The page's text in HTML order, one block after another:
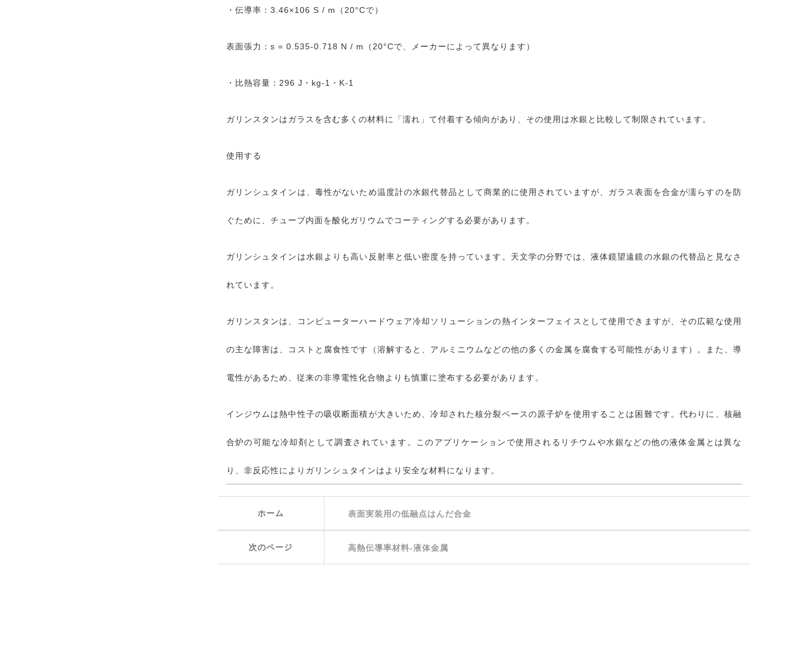
・伝導率：3.46×106 S / m（20°Cで）
表面張力：s = 0.535-0.718 N / m（20°Cで、メーカーによって異なります）
・比熱容量：296 J・kg-1・K-1
ガリンスタンはガラスを含む多くの材料に「濡れ」て付着する傾向があり、その使用は水銀と比較して制限されています。
使用する
ガリンシュタインは、毒性がないため温度計の水銀代替品として商業的に使用されていますが、ガラス表面を合金が濡らすのを防
ぐために、チューブ内面を酸化ガリウムでコーティングする必要があります。
ガリンシュタインは水銀よりも高い反射率と低い密度を持っています。天文学の分野では、液体鏡望遠鏡の水銀の代替品と見なさ
れています。
ガリンスタンは、コンピューターハードウェア冷却ソリューションの熱インターフェイスとして使用できますが、その広範な使用
の主な障害は、コストと腐食性です（溶解すると、アルミニウムなどの他の多くの金属を腐食する可能性があります）。また、導
電性があるため、従来の非導電性化合物よりも慎重に塗布する必要があります。
インジウムは熱中性子の吸収断面積が大きいため、冷却された核分裂ベースの原子炉を使用することは困難です。代わりに、核融
合炉の可能な冷却剤として調査されています。このアプリケーションで使用されるリチウムや水銀などの他の液体金属とは異な
り、非反応性によりガリンシュタインはより安全な材料になります。
ホーム 表面実装用の低融点はんだ合金
次のページ 高熱伝導率材料-液体金属